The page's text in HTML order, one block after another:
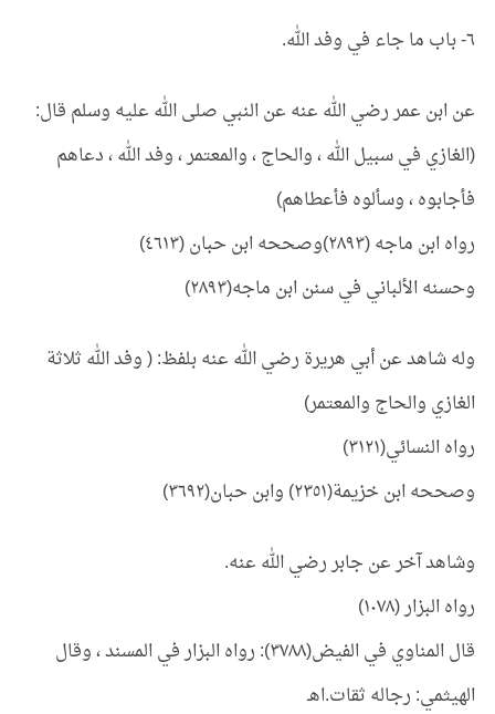
٦- باب ما جاء في وفد الله.
عن ابن عمر رضي الله عنه عن النبي صلى الله عليه وسلم قال:
(الغازي في سبيل الله ، والحاج ، والمعتمر ، وفد الله ، دعاهم
فأجابوه ، وسألوه فأعطاهم)
رواه ابن ماجه (٢٨٩٣)وصححه ابن حبان (٤٦١٣)
وحسنه الألباني في سنن ابن ماجه(٢٨٩٣)
وله شاهد عن أبي هريرة رضي الله عنه بلفظ: ( وفد الله ثلاثة
الغازي والحاج والمعتمر)
رواه النسائي(٣١٢١)
وصححه ابن خزيمة(٢٣٥١) وابن حبان(٣٦٩٢)
وشاهد آخر عن جابر رضي الله عنه.
رواه البزار (١٠٧٨)
قال المناوي في الفيض(٣٧٨٨): رواه البزار في المسند ، وقال
الهيثمي: رجاله ثقات.اهـ